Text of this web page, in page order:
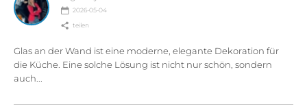
2026-05-04
teilen
Glas an der Wand ist eine moderne, elegante Dekoration für
die Küche. Eine solche Lösung ist nicht nur schön, sondern
auch...